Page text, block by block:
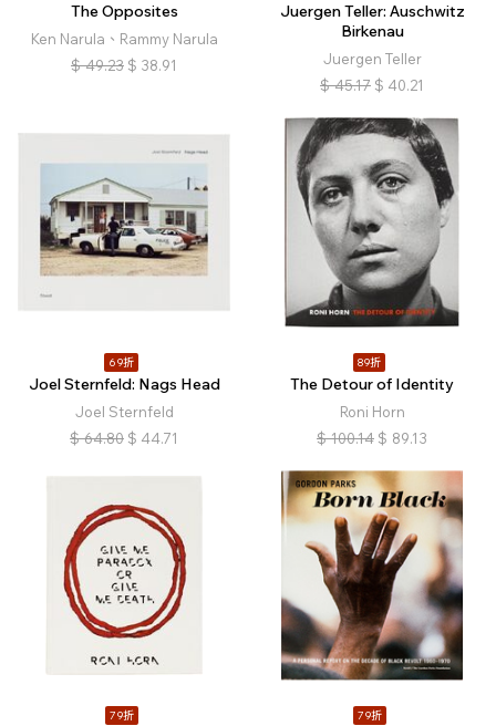
The Opposites
Ken Narula、Rammy Narula
$ 49.23 $ 38.91
Juergen Teller: Auschwitz
Birkenau
Juergen Teller
$ 45.17 $ 40.21
69折
Joel Sternfeld: Nags Head
Joel Sternfeld
$ 64.80 $ 44.71
89折
The Detour of Identity
Roni Horn
$ 100.14 $ 89.13
79折 79折